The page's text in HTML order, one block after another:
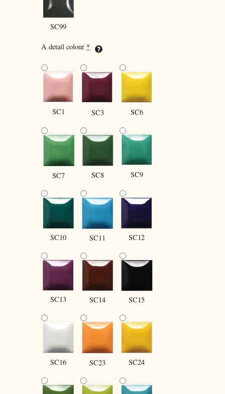
SC99
A detail colour *
SC1 SC3 SC6
SC7 SC8 SC9
SC10 SC11 SC12
SC13 SC14 SC15
SC16 SC23 SC24